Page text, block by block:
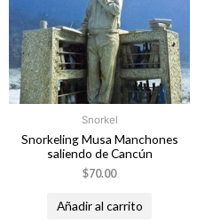
Snorkel
Snorkeling Musa Manchones
saliendo de Cancún
$70.00
Añadir al carrito